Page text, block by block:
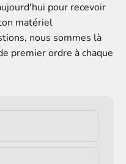
pour recevoir
matériel
nous sommes là
premier ordre à chaque